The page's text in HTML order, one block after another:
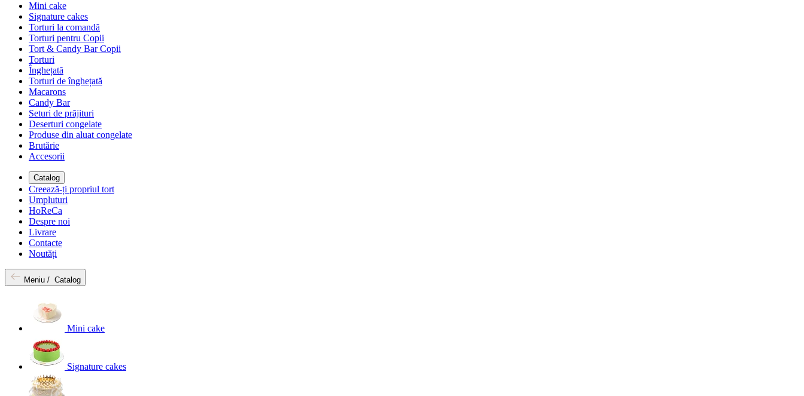
Mini cake
Signature cakes
Torturi la comandă
Torturi pentru Copii
Tort & Candy Bar Copii
Torturi
Înghețată
Torturi de înghețată
Macarons
Candy Bar
Seturi de prăjituri
Deserturi congelate
Produse din aluat congelate
Brutărie
Accesorii
Catalog
Creează-ți propriul tort
Umpluturi
HoReCa
Despre noi
Livrare
Contacte
Noutăți
Meniu / Catalog
Mini cake
Signature cakes